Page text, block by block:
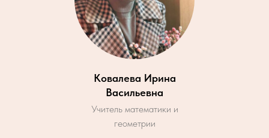
Ковалева Ирина
Васильевна
Учитель математики и
геометрии